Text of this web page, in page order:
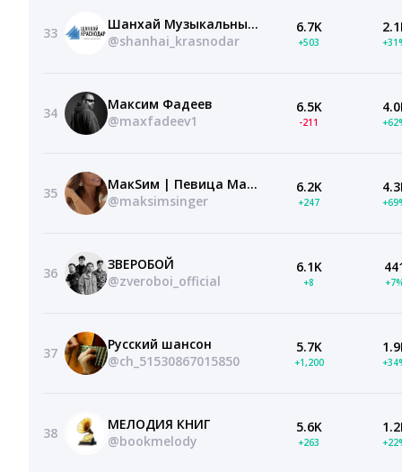
33
Шанхай Музыкальный район | Краснодар
@shanhai_krasnodar
6.7K
+503
34
Максим Фадеев
@maxfadeev1
6.5K
-211
35
МакSим | Певица Максим
@maksimsinger
6.2K
+247
36
ЗВЕРОБОЙ
@zveroboi_official
6.1K
+8
37
Русский шансон
@ch_51530867015850
5.7K
+1,200
38
МЕЛОДИЯ КНИГ
@bookmelody
5.6K
+263